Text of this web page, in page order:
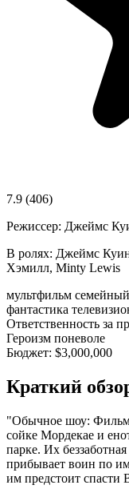
7.9 (406)
Режиссер: Джеймс
В ролях: Джеймс
Хэмилл, Minty Lewis
мультфильм семейный
фантастика
Ответственность за
Героизм поневоле
Бюджет: $3,000,000
Краткий
"Обычное шоу: Фильм"
сойке Мордекае и
парке. Их
прибывает воин по
им предстоит спасти